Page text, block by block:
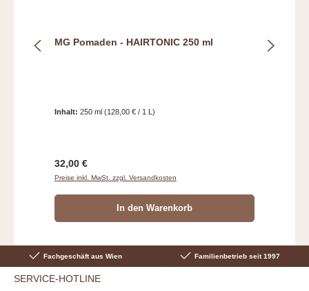
MG Pomaden - HAIRTONIC 250 ml
Inhalt: 250 ml (128,00 € / 1 L)
Regulärer Preis:
32,00 €
Preise inkl. MwSt. zzgl. Versandkosten
In den Warenkorb
Fachgeschäft aus Wien Familienbetrieb seit 1997
SERVICE-HOTLINE